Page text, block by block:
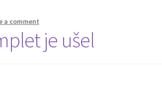
a comment
je ušel